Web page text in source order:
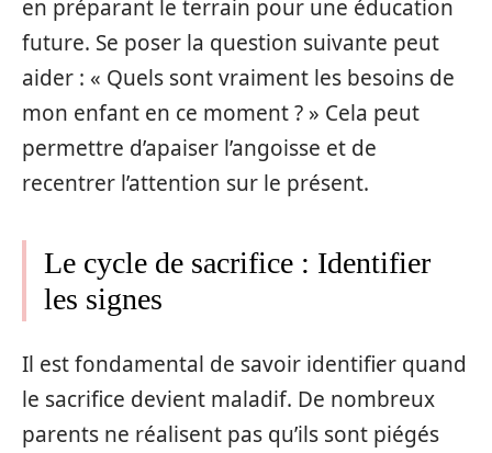
en préparant le terrain pour une éducation
future. Se poser la question suivante peut
aider : « Quels sont vraiment les besoins de
mon enfant en ce moment ? » Cela peut
permettre d’apaiser l’angoisse et de
recentrer l’attention sur le présent.
Le cycle de sacrifice : Identifier
les signes
Il est fondamental de savoir identifier quand
le sacrifice devient maladif. De nombreux
parents ne réalisent pas qu’ils sont piégés